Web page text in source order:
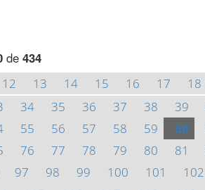
de 434
12 13 14 15 16 17 18
34 35 36 37 38 39
55 56 57 58 59 60
76 77 78 79 80 81
97 98 99 100 101 102